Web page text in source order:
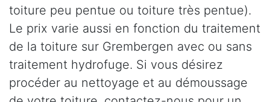
toiture peu pentue ou toiture très pentue).
Le prix varie aussi en fonction du traitement
de la toiture sur Grembergen avec ou sans
traitement hydrofuge. Si vous désirez
procéder au nettoyage et au démoussage